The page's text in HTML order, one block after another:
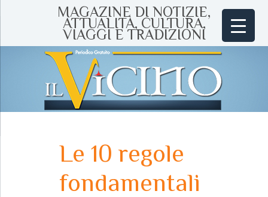
MAGAZINE DI NOTIZIE,
ATTUALITÀ, CULTURA,
VIAGGI E TRADIZIONI
Le 10 regole
fondamentali